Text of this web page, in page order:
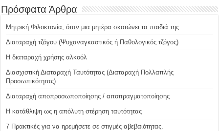
Πρόσφατα Άρθρα
Μητρική Φιλοκτονία, όταν μια μητέρα σκοτώνει τα παιδιά της
Διαταραχή τζόγου (Ψυχαναγκαστικός ή Παθολογικός τζόγος)
H διαταραχή χρήσης αλκοόλ
Διασχιστική Διαταραχή Ταυτότητας (Διαταραχή Πολλαπλής
Προσωπικότητας)
Διαταραχή αποπροσωποποίησης / αποπραγματοποίησης
Η κατάθλιψη ως η απόλυτη στέρηση ταυτότητας
7 Πρακτικές για να ηρεμήσετε σε στιγμές αβεβαιότητας.